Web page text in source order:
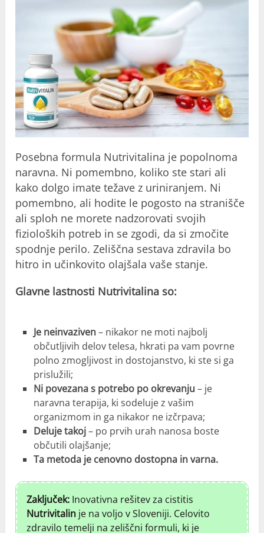
Posebna formula Nutrivitalina je popolnoma
naravna. Ni pomembno, koliko ste stari ali
kako dolgo imate težave z uriniranjem. Ni
pomembno, ali hodite le pogosto na stranišče
ali sploh ne morete nadzorovati svojih
fizioloških potreb in se zgodi, da si zmočite
spodnje perilo. Zeliščna sestava zdravila bo
hitro in učinkovito olajšala vaše stanje.
Glavne lastnosti Nutrivitalina so:
Je neinvaziven– nikakor ne moti najbolj
občutljivih delov telesa, hkrati pa vam povrne
polno zmogljivost in dostojanstvo, ki ste si ga
prislužili;
Ni povezana s potrebo po okrevanju – je
naravna terapija, ki sodeluje z vašim
organizmom in ga nikakor ne izčrpava;
Deluje takoj– po prvih urah nanosa boste
občutili olajšanje;
Ta metoda je cenovno dostopna in varna.
Zaključek: Inovativna rešitev za cistitis
Nutrivitalin je na voljo v Sloveniji. Celovito
zdravilo temelji na zeliščni formuli, ki je